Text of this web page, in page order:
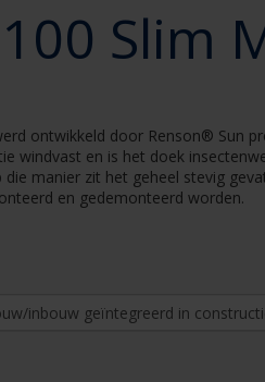
Slim
ontwikkeld door Renson® Sun
windvast en is het doek
manier zit het geheel stevig
en gedemonteerd worden.